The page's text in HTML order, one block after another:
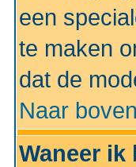
een
te maken
dat de
Naar boven
Waneer ik